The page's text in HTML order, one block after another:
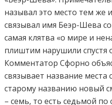
называл это место тем же
связывал имя Беэр-Шева
самая клятва «о мире и
плиштим нарушили спустя
Комментатор Сфорно
связывает название места
старому названию новый
– семь, то есть седьмой